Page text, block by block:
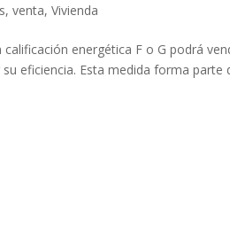
,venta,Vivienda
energética F o G podrá
eficiencia. Esta medida forma parte